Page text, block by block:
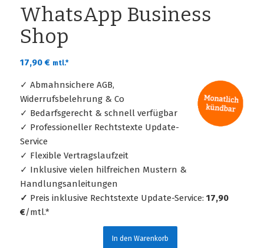
WhatsApp Business
Shop
17,90€ mtl.*
✓ Abmahnsichere AGB,
Widerrufsbelehrung & Co
✓ Bedarfsgerecht & schnell verfügbar
✓ Professioneller Rechtstexte Update-
Service
✓ Flexible Vertragslaufzeit
✓ Inklusive vielen hilfreichen Mustern &
Handlungsanleitungen
✓ Preis inklusive Rechtstexte Update-Service: 17,90
€/mtl.*
In den Warenkorb